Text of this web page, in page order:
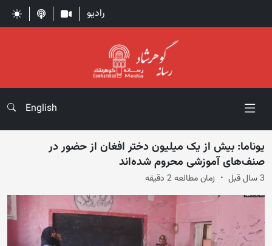
رادیو
English
یوناما: بیش از یک میلیون دختر افغان از حضور در
صنف‌های آموزشی محروم شده‌اند
3 سال قبل زمان مطالعه 2 دقیقه